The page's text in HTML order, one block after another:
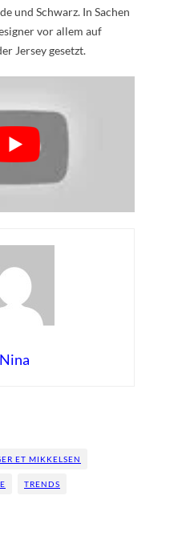
und Schwarz. In Sachen
vor allem auf
Jersey gesetzt.
Nina
ET MIKKELSEN
TRENDS